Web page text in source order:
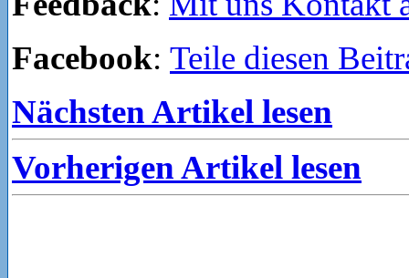
Facebook: Teile diesen
Nächsten Artikel lesen
Vorherigen Artikel lesen